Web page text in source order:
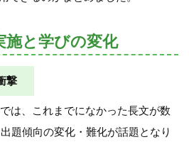
施と学びの変化
撃
は、これまでになかった長文が数
題傾向の変化・難化が話題となり